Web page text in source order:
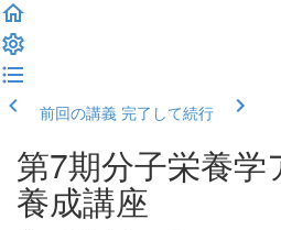
前回の講義 完了して続行
第7期分子栄養
養成講座